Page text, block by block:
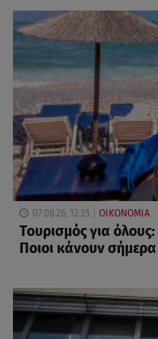
07.08.26, 12:35 ΟΙΚΟΝΟΜΙΑ
Τουρισμός για όλους:
Ποιοι κάνουν σήμερα